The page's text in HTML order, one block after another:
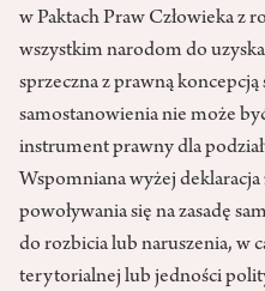
w Paktach Praw Człowieka z
wszystkim narodom do
sprzeczna z prawną
samostanowienia nie może
instrument prawny dla
Wspomniana wyżej deklaracja
powoływania się na zasadę
do rozbicia lub naruszenia, w
terytorialnej lub jedności